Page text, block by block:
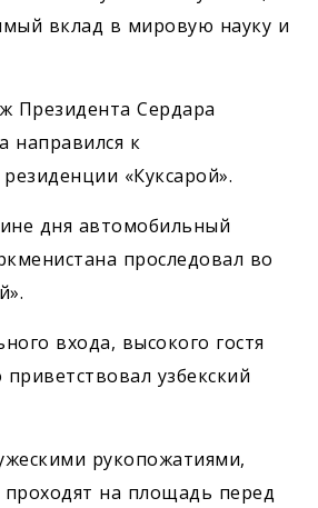
вклад в мировую науку и
Президента Сердара
направился к
«Куксарой».
дня автомобильный
проследовал во
входа, высокого гостя
узбекский
рукопожатиями,
проходят на площадь перед